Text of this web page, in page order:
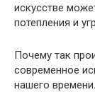
искусстве
потепления и
Почему так
современное
нашего